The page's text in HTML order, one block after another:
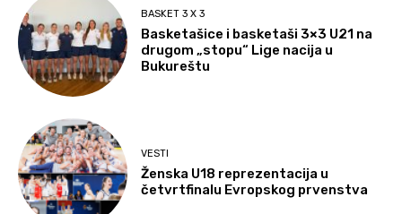
BASKET 3 X 3
Basketašice i basketaši 3×3 U21 na
drugom „stopu“ Lige nacija u
Bukureštu
VESTI
Ženska U18 reprezentacija u
četvrtfinalu Evropskog prvenstva